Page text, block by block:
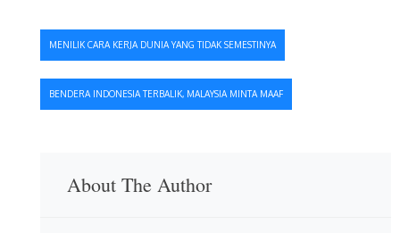
Navigasi
pos
MENILIK CARA KERJA DUNIA YANG TIDAK SEMESTINYA
BENDERA INDONESIA TERBALIK, MALAYSIA MINTA MAAF
About The Author